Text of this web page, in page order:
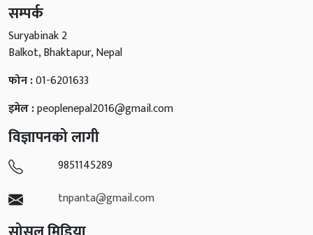
सम्पर्क
Suryabinak 2
Balkot, Bhaktapur, Nepal
फोन :01-6201633
इमेल :peoplenepal2016@gmail.com
विज्ञापनको लागी
9851145289
tnpanta@gmail.com